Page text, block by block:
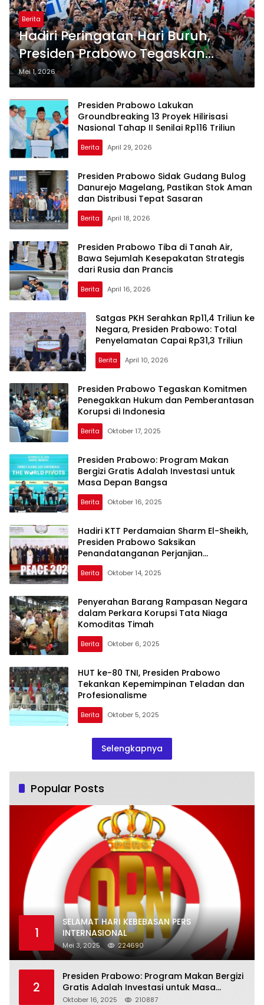
Berita
Hadiri Peringatan Hari Buruh,
Presiden Prabowo Tegaskan
Keberpihakan Negara pada
Pekerja
Mei 1, 2026
Presiden Prabowo Lakukan
Groundbreaking 13 Proyek Hilirisasi
Nasional Tahap II Senilai Rp116 Triliun
Berita April 29, 2026
Presiden Prabowo Sidak Gudang Bulog
Danurejo Magelang, Pastikan Stok Aman
dan Distribusi Tepat Sasaran
Berita April 18, 2026
Presiden Prabowo Tiba di Tanah Air,
Bawa Sejumlah Kesepakatan Strategis
dari Rusia dan Prancis
Berita April 16, 2026
Satgas PKH Serahkan Rp11,4 Triliun ke
Negara, Presiden Prabowo: Total
Penyelamatan Capai Rp31,3 Triliun
Berita April 10, 2026
Presiden Prabowo Tegaskan Komitmen
Penegakkan Hukum dan Pemberantasan
Korupsi di Indonesia
Berita Oktober 17, 2025
Presiden Prabowo: Program Makan
Bergizi Gratis Adalah Investasi untuk
Masa Depan Bangsa
Berita Oktober 16, 2025
Hadiri KTT Perdamaian Sharm El-Sheikh,
Presiden Prabowo Saksikan
Penandatanganan Perjanjian
Perdamaian dan Penghentian Perang
Gaza
Berita Oktober 14, 2025
Penyerahan Barang Rampasan Negara
dalam Perkara Korupsi Tata Niaga
Komoditas Timah
Berita Oktober 6, 2025
HUT ke-80 TNI, Presiden Prabowo
Tekankan Kepemimpinan Teladan dan
Profesionalisme
Berita Oktober 5, 2025
Selengkapnya
Popular Posts
1
SELAMAT HARI KEBEBASAN PERS
INTERNASIONAL
Mei 3, 2025 224690
2
Presiden Prabowo: Program Makan Bergizi
Gratis Adalah Investasi untuk Masa
Depan Bangsa
Oktober 16, 2025 210887